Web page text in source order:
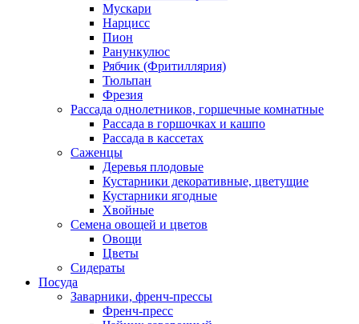
Мускари
Нарцисс
Пион
Ранункулюс
Рябчик (Фритиллярия)
Тюльпан
Фрезия
Рассада однолетников, горшечные комнатные
Рассада в горшочках и кашпо
Рассада в кассетах
Саженцы
Деревья плодовые
Кустарники декоративные, цветущие
Кустарники ягодные
Хвойные
Семена овощей и цветов
Овощи
Цветы
Сидераты
Посуда
Заварники, френч-прессы
Френч-пресс